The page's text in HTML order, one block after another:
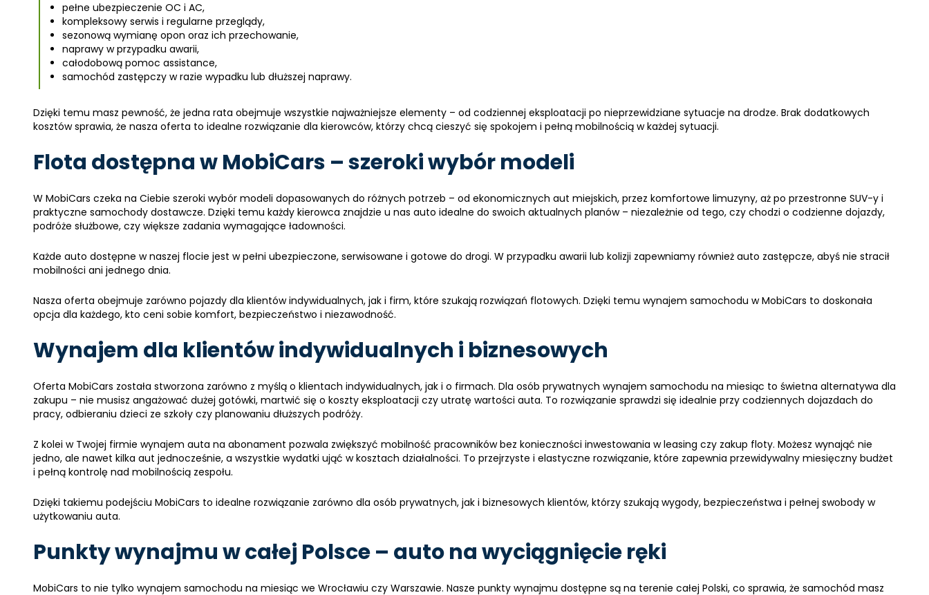
pełne ubezpieczenie OC i AC,
kompleksowy serwis i regularne przeglądy,
sezonową wymianę opon oraz ich przechowanie,
naprawy w przypadku awarii,
całodobową pomoc assistance,
samochód zastępczy w razie wypadku lub dłuższej naprawy.
Dzięki temu masz pewność, że jedna rata obejmuje wszystkie najważniejsze elementy – od codziennej eksploatacji po nieprzewidziane sytuacje na drodze. Brak dodatkowych
kosztów sprawia, że nasza oferta to idealne rozwiązanie dla kierowców, którzy chcą cieszyć się spokojem i pełną mobilnością w każdej sytuacji.
Flota dostępna w MobiCars – szeroki wybór modeli
W MobiCars czeka na Ciebie szeroki wybór modeli dopasowanych do różnych potrzeb – od ekonomicznych aut miejskich, przez komfortowe limuzyny, aż po przestronne SUV-y i
praktyczne samochody dostawcze. Dzięki temu każdy kierowca znajdzie u nas auto idealne do swoich aktualnych planów – niezależnie od tego, czy chodzi o codzienne dojazdy,
podróże służbowe, czy większe zadania wymagające ładowności.
Każde auto dostępne w naszej flocie jest w pełni ubezpieczone, serwisowane i gotowe do drogi. W przypadku awarii lub kolizji zapewniamy również auto zastępcze, abyś nie stracił
mobilności ani jednego dnia.
Nasza oferta obejmuje zarówno pojazdy dla klientów indywidualnych, jak i firm, które szukają rozwiązań flotowych. Dzięki temu wynajem samochodu w MobiCars to doskonała
opcja dla każdego, kto ceni sobie komfort, bezpieczeństwo i niezawodność.
Wynajem dla klientów indywidualnych i biznesowych
Oferta MobiCars została stworzona zarówno z myślą o klientach indywidualnych, jak i o firmach. Dla osób prywatnych wynajem samochodu na miesiąc to świetna alternatywa dla
zakupu – nie musisz angażować dużej gotówki, martwić się o koszty eksploatacji czy utratę wartości auta. To rozwiązanie sprawdzi się idealnie przy codziennych dojazdach do
pracy, odbieraniu dzieci ze szkoły czy planowaniu dłuższych podróży.
Z kolei w Twojej firmie wynajem auta na abonament pozwala zwiększyć mobilność pracowników bez konieczności inwestowania w leasing czy zakup floty. Możesz wynająć nie
jedno, ale nawet kilka aut jednocześnie, a wszystkie wydatki ująć w kosztach działalności. To przejrzyste i elastyczne rozwiązanie, które zapewnia przewidywalny miesięczny budżet
i pełną kontrolę nad mobilnością zespołu.
Dzięki takiemu podejściu MobiCars to idealne rozwiązanie zarówno dla osób prywatnych, jak i biznesowych klientów, którzy szukają wygody, bezpieczeństwa i pełnej swobody w
użytkowaniu auta.
Punkty wynajmu w całej Polsce – auto na wyciągnięcie ręki
MobiCars to nie tylko wynajem samochodu na miesiąc we Wrocławiu czy Warszawie. Nasze punkty wynajmu dostępne są na terenie całej Polski, co sprawia, że samochód masz